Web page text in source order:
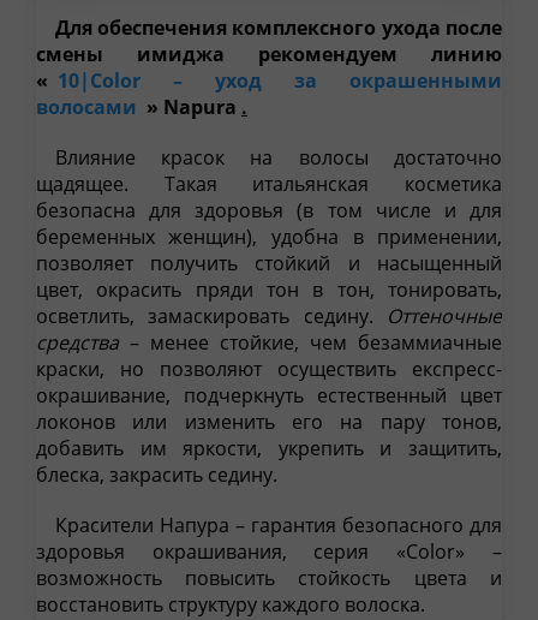
Для обеспечения комплексного ухода после
смены имиджа рекомендуем линию
« 10|Color – уход за окрашенными
волосами » Napura .
Влияние красок на волосы достаточно
щадящее. Такая итальянская косметика
безопасна для здоровья (в том числе и для
беременных женщин), удобна в применении,
позволяет получить стойкий и насыщенный
цвет, окрасить пряди тон в тон, тонировать,
осветлить, замаскировать седину. Оттеночные
средства– менее стойкие, чем безаммиачные
краски, но позволяют осуществить експресс-
окрашивание, подчеркнуть естественный цвет
локонов или изменить его на пару тонов,
добавить им яркости, укрепить и защитить,
блеска, закрасить седину.
Красители Напура – гарантия безопасного для
здоровья окрашивания, серия «Color» –
возможность повысить стойкость цвета и
восстановить структуру каждого волоска.